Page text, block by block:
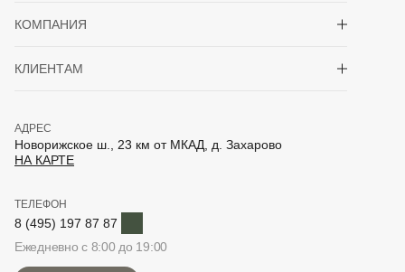
КОМПАНИЯ
КЛИЕНТАМ
АДРЕС
Новорижское ш., 23 км от МКАД, д. Захарово
НА КАРТЕ
ТЕЛЕФОН
8 (495) 197 87 87
Ежедневно с 8:00 до 19:00